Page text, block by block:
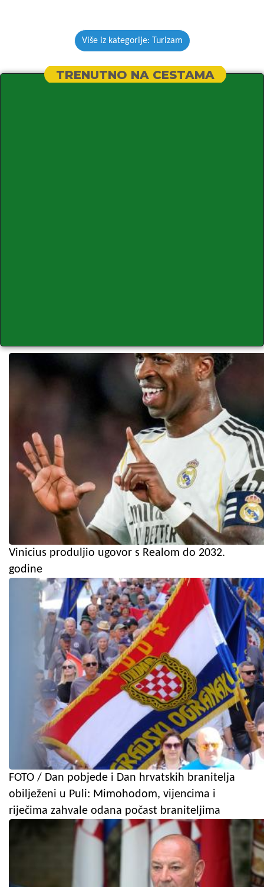
Više iz kategorije: Turizam
TRENUTNO NA CESTAMA
Vinicius produljio ugovor s Realom do 2032.
godine
FOTO / Dan pobjede i Dan hrvatskih branitelja
obilježeni u Puli: Mimohodom, vijencima i
riječima zahvale odana počast braniteljima